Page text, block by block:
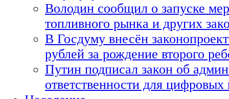
Володин сообщил о запуске
топливного рынка и других
В Госдуму внесён
рублей за рождение второго
Путин подписал закон об
ответственности для